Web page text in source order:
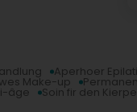
Aperhoer
Make-up
âge Soin fir den